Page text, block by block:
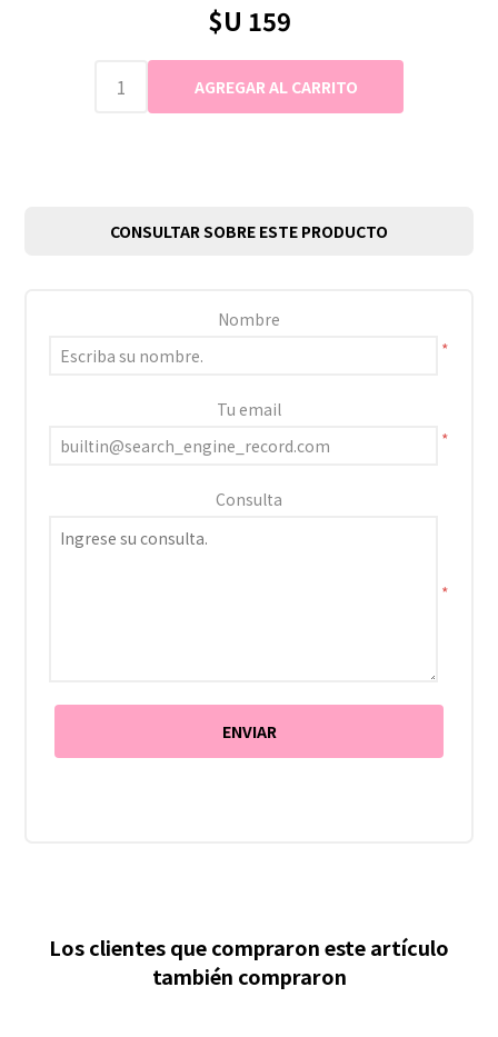
$U 159
CONSULTAR SOBRE ESTE PRODUCTO
Nombre
*
Tu email
*
Consulta
*
Los clientes que compraron este artículo
también compraron